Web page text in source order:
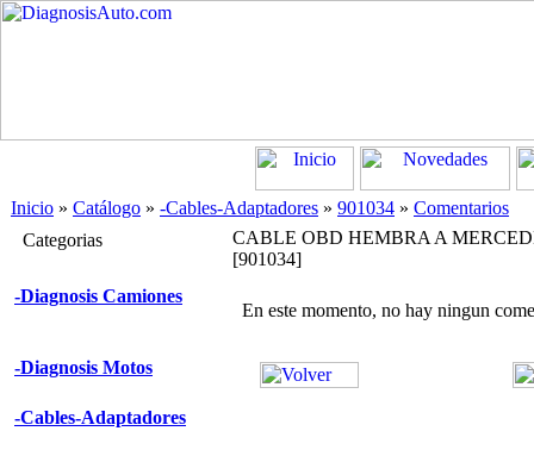
Inicio » Catálogo » -Cables-Adaptadores » 901034 » Comentarios
Categorias
-Diagnosis Camiones
-Diagnosis Motos
-Cables-Adaptadores
CABLE OBD HEMBRA A
[901034]
En este momento, no hay ningun